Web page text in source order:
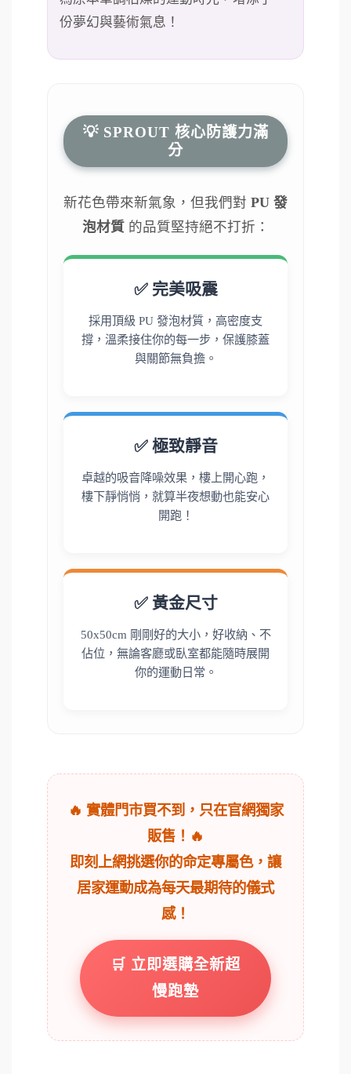
份夢幻與藝術氣息！
💡 SPROUT 核心防護力滿
分
新花色帶來新氣象，但我們對 PU 發
泡材質的品質堅持絕不打折：
✅ 完美吸震
採用頂級 PU 發泡材質，高密度支
撐，溫柔接住你的每一步，保護膝蓋
與關節無負擔。
✅ 極致靜音
卓越的吸音降噪效果，樓上開心跑，
樓下靜悄悄，就算半夜想動也能安心
開跑！
✅ 黃金尺寸
50x50cm 剛剛好的大小，好收納、不
佔位，無論客廳或臥室都能隨時展開
你的運動日常。
🔥 實體門市買不到，只在官網獨家
販售！🔥
即刻上網挑選你的命定專屬色，讓
居家運動成為每天最期待的儀式
感！
🛒 立即選購全新超
慢跑墊